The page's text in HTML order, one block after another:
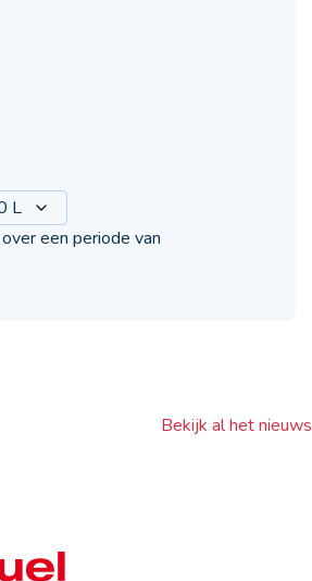
een periode van
Bekijk al het nieuws